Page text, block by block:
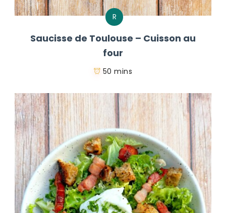
R
Saucisse de Toulouse – Cuisson au
four
50 mins